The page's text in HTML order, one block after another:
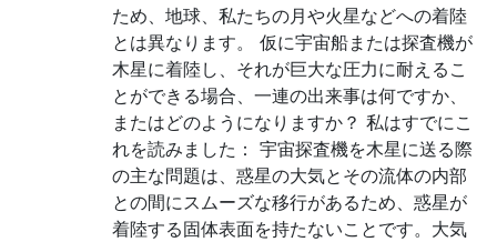
ため、地球、私たちの月や火星などへの着陸
とは異なります。 仮に宇宙船または探査機が
木星に着陸し、それが巨大な圧力に耐えるこ
とができる場合、一連の出来事は何ですか、
またはどのようになりますか？ 私はすでにこ
れを読みました： 宇宙探査機を木星に送る際
の主な問題は、惑星の大気とその流体の内部
との間にスムーズな移行があるため、惑星が
着陸する固体表面を持たないことです。大気